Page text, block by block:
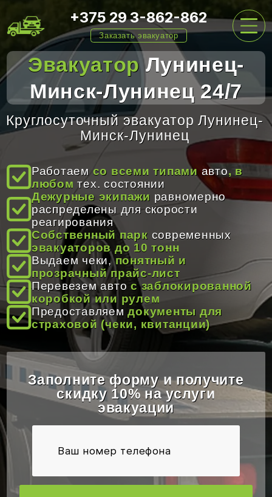
+375 29 3-862-862
Заказать эвакуатор
ГЛАВНАЯ
ЦЕНЫ
О НАС
ОТЗЫВЫ
КОНТАКТЫ
ЭвакуаторЛунинец-
Минск-Лунинец 24/7
Круглосуточный эвакуатор Лунинец-
Минск-Лунинец
Работаем со всеми типами авто, в
любом тех. состоянии
Дежурные экипажи равномерно
распределены для скорости
реагирования
Собственный парк современных
эвакуаторов до 10 тонн
Выдаем чеки,понятный и
прозрачный прайс-лист
Перевезем автос заблокированной
коробкой или рулем
Предоставляемдокументы для
страховой (чеки, квитанции)
Заполните форму и получите
скидку 10% на услуги
эвакуации